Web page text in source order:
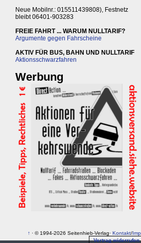
Neue Mobilnr.: 015511439808), Festnetz
bleibt 06401-903283
FREIE FAHRT ... WARUM NULLTARIF?
Argumente gegen Fahrscheine
AKTIV FÜR BUS, BAHN UND NULLTARIF
Aktionsschwarzfahren
Werbung
↑ · © 1994-2026 Seitenhieb-Verlag· Kontakt/
Vertrag widerrufen